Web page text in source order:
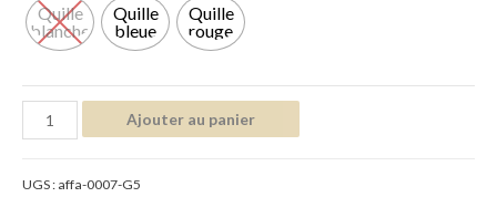
Quille
blanche
Quille
bleue
Quille
rouge
Ajouter au panier
UGS : affa-0007-G5